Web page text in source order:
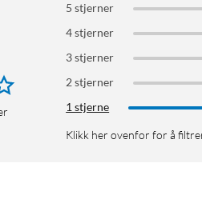
og trådløs lading takket
5 stjerner
4 stjerner
3 stjerner
2 stjerner
1 stjerne
Klikk her ovenfor for å